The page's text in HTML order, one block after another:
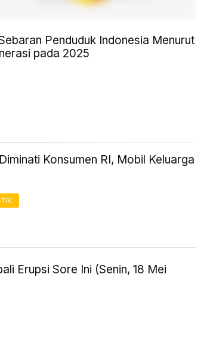
Penduduk Indonesia Menurut
pada 2025
Konsumen RI, Mobil Keluarga
Erupsi Sore Ini (Senin, 18 Mei